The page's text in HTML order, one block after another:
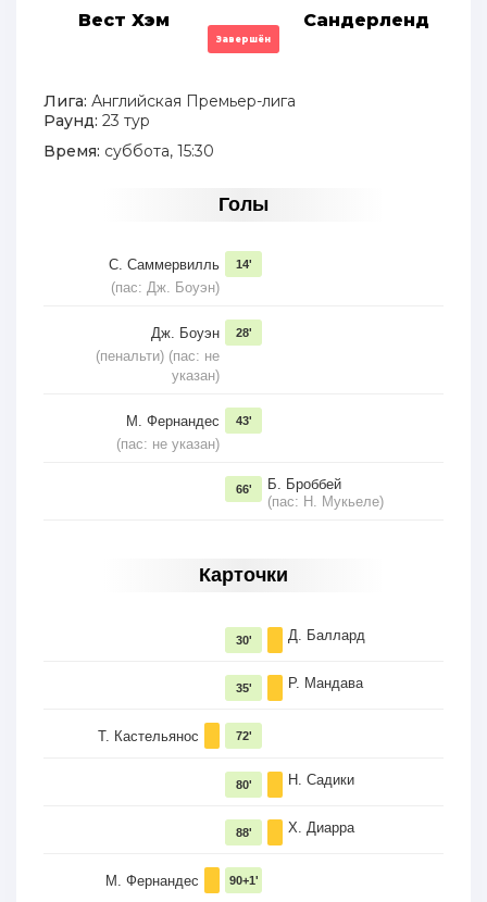
Вест Хэм
Завершён
Сандерленд
Лига: Английская Премьер-лига
Раунд: 23 тур
Время: суббота, 15:30
Голы
С. Саммервилль
(пас: Дж. Боуэн)
14'
Дж. Боуэн
(пенальти) (пас: не
указан)
28'
М. Фернандес
(пас: не указан)
43'
Б. Броббей
(пас: Н. Мукьеле)
66'
Карточки
Д. Баллард
30'
Р. Мандава
35'
Т. Кастельянос 72'
Н. Садики
80'
Х. Диарра
88'
М. Фернандес 90+1'